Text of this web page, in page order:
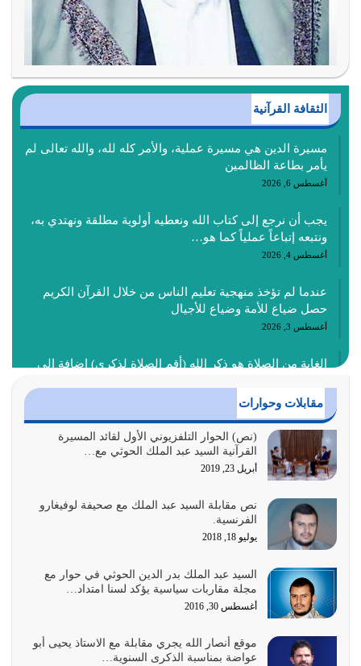
الثقافة القرآنية
مسيرة الدين هي مسيرة عملية، والأمر كله لله، والله تعالى لم
يأمر بطاعة الظالمين
أغسطس 6, 2026
يجب أن نرجع إلى كتاب الله ونعطيه أولوية مطلقة ونهتدي به،
ونتبعه إتباعاً عملياً كما هو…
أغسطس 4, 2026
عندما لم تؤخذ منهجية تعليم الناس من خلال القرآن الكريم
حصل ضياع للأمة وضياع للأجيال
أغسطس 3, 2026
الغاية من الصلاة هو ذكر الله (أقم الصلاة لذكري) إضافة إلى
أغسطس 2, 2026
السبب الرئيسي لشقاء الأمة الابتعاد عن كتاب الله والتعدي
لحدود الله بالإضافات للدين
أغسطس 1, 2026
أبرز أسباب الشقاء هو الإعراض عن ذكر الله وعن هدى الله
المتمثل في القرآن الكريم
يوليو 31, 2026
أولياء الشيطان كلما كانوا أكثر ولاءً وطاعة للشيطان كلما كانوا
أكثر ضعفاً
يوليو 30, 2026
وعد الله تعالى من يُقتل في سبيله بالحياة الأبدية والرزق
مقابلات وحوارات
(نص) الحوار التلفزيوني الأول لقائد المسيرة
القرآنية السيد عبد الملك الحوثي مع…
أبريل 23, 2019
نص مقابلة السيد عبد الملك مع صحيفة لوفيغارو
الفرنسية.
يوليو 18, 2018
السيد عبد الملك بدر الدين الحوثي في حوار مع
مجلة مقاربات سياسية يؤكد لسنا امتداد…
أغسطس 30, 2016
موقع أنصار الله يجري مقابلة مع الاستاذ يحيى أبو
عواضة بمناسبة الذكرى السنوية…